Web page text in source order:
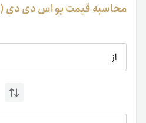
محاسبه قیمت یو‌ اس دی دی (USDD)
از